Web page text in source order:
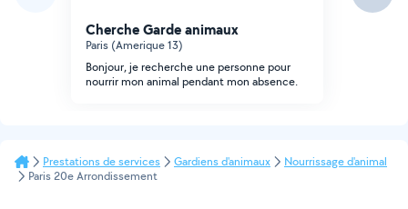
Cherche Garde animaux
Paris (Amerique 13)
Bonjour, je recherche une personne pour
nourrir mon animal pendant mon absence.
Prestations de services Gardiens d'animaux
Nourrissage d'animal
Paris 20e Arrondissement